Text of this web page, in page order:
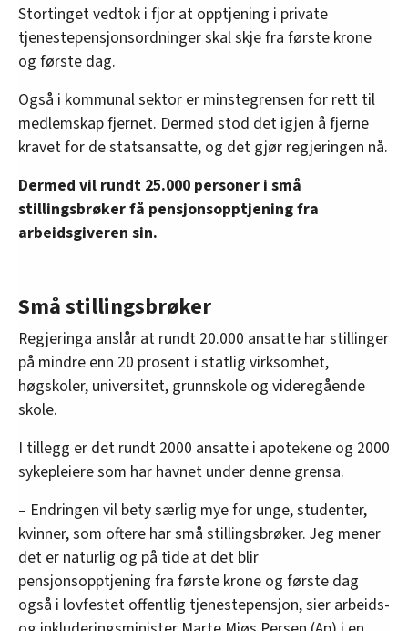
Stortinget vedtok i fjor at opptjening i private
tjenestepensjonsordninger skal skje fra første krone
og første dag.
Også i kommunal sektor er minstegrensen for rett til
medlemskap fjernet. Dermed stod det igjen å fjerne
kravet for de statsansatte, og det gjør regjeringen nå.
Dermed vil rundt 25.000 personer i små
stillingsbrøker få pensjonsopptjening fra
arbeidsgiveren sin.
Små stillingsbrøker
Regjeringa anslår at rundt 20.000 ansatte har stillinger
på mindre enn 20 prosent i statlig virksomhet,
høgskoler, universitet, grunnskole og videregående
skole.
I tillegg er det rundt 2000 ansatte i apotekene og 2000
sykepleiere som har havnet under denne grensa.
– Endringen vil bety særlig mye for unge, studenter,
kvinner, som oftere har små stillingsbrøker. Jeg mener
det er naturlig og på tide at det blir
pensjonsopptjening fra første krone og første dag
også i lovfestet offentlig tjenestepensjon, sier arbeids-